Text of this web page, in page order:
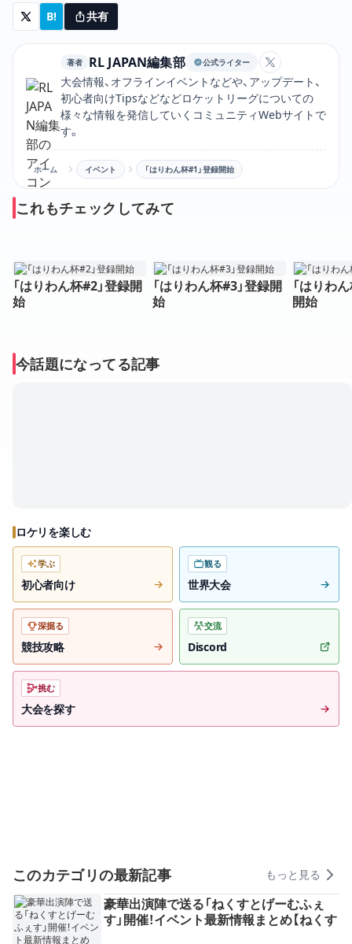
B! 共有
著者 RL JAPAN編集部 公式ライター
RL JAPAN編
大会情報、オフラインイベントなどや、アップデート、
初心者向けTipsなどなどロケットリーグについての
様々な情報を発信していくコミュニティWebサイトで
す。
ホーム イベント 「はりわん杯#1」登録開始
これもチェックしてみて
「はりわん杯#2」登録開
始
「はりわん杯#3」登録開
始
「はりわ
開始
今話題になってる記事
ロケリを楽しむ
学ぶ
初心者向け
観る
世界大会
深掘る
競技攻略
交流
Discord
挑む
大会を探す
このカテゴリの最新記事 もっと見る
豪華出演陣で送る「ねくすとげーむふぇ
す」開催！イベント最新情報まとめ【ねくす